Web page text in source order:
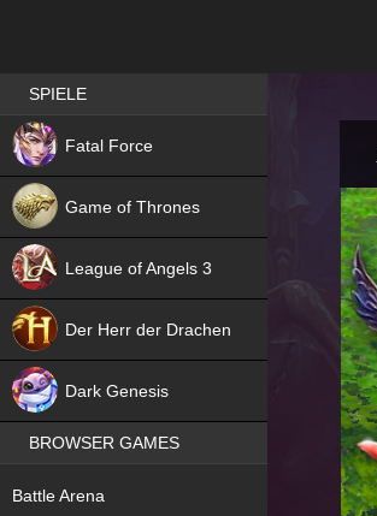
Best RPG games in Germany
SPIELE
Fatal Force
Game of Thrones
League of Angels 3
Der Herr der Drachen
Dark Genesis
BROWSER GAMES
Battle Arena